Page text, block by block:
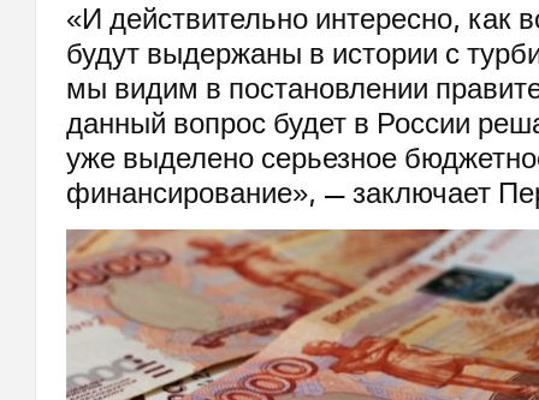
«И действительно интересно, как
будут выдержаны в истории с
мы видим в постановлении
данный вопрос будет в России
уже выделено серьезное
финансирование», — заключает